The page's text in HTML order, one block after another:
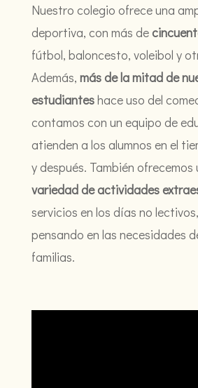
Nuestro colegio ofrece una
deportiva, con más de
fútbol, baloncesto, voleibol y
Además, más de la mitad de
estudianteshace uso del
contamos con un equipo de
atienden a los alumnos en el
y después. También ofrecemos
variedad de actividades
servicios en los días no
pensando en las necesidades
familias.